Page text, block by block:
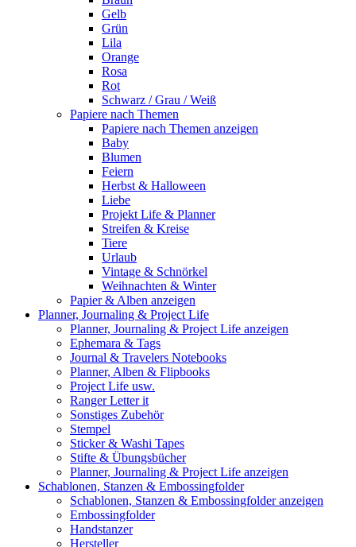
Gelb
Grün
Lila
Orange
Rosa
Rot
Schwarz / Grau / Weiß
Papiere nach Themen
Papiere nach Themen anzeigen
Baby
Blumen
Feiern
Herbst & Halloween
Liebe
Projekt Life & Planner
Streifen & Kreise
Tiere
Urlaub
Vintage & Schnörkel
Weihnachten & Winter
Papier & Alben anzeigen
Planner, Journaling & Project Life
Planner, Journaling & Project Life anzeigen
Ephemara & Tags
Journal & Travelers Notebooks
Planner, Alben & Flipbooks
Project Life usw.
Ranger Letter it
Sonstiges Zubehör
Stempel
Sticker & Washi Tapes
Stifte & Übungsbücher
Planner, Journaling & Project Life anzeigen
Schablonen, Stanzen & Embossingfolder
Schablonen, Stanzen & Embossingfolder anzeigen
Embossingfolder
Handstanzer
Hersteller